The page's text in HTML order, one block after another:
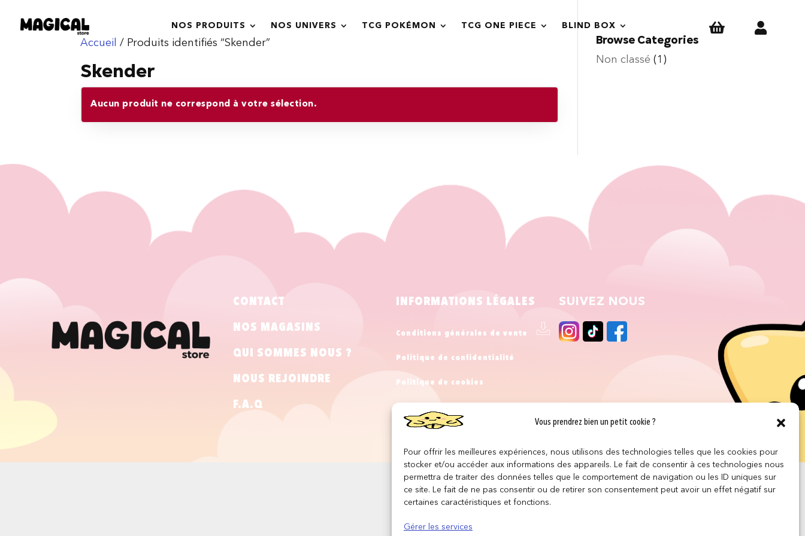
Vous prendrez bien un petit cookie ?
Pour offrir les meilleures expériences, nous utilisons des technologies telles que les cookies pour
stocker et/ou accéder aux informations des appareils. Le fait de consentir à ces technologies nous
permettra de traiter des données telles que le comportement de navigation ou les ID uniques sur
ce site. Le fait de ne pas consentir ou de retirer son consentement peut avoir un effet négatif sur
certaines caractéristiques et fonctions.
Gérer les services
NOS PRODUITS NOS UNIVERS TCG POKÉMON TCG ONE PIECE BLIND BOX  
Accueil / Produits identifiés “Skender”
Skender
Aucun produit ne correspond à votre sélection.
Browse Categories
Non classé (1)
CONTACT
NOS MAGASINS
QUI SOMMES NOUS ?
NOUS REJOINDRE
F.A.Q
INFORMATIONS LÉGALES
Conditions générales de vente
Politique de confidentialité
Politique de cookies
SUIVEZ NOUS